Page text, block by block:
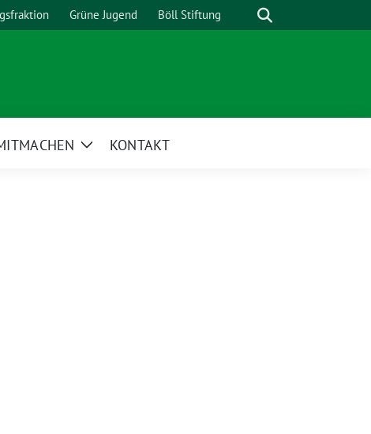
Grüne Jugend Böll Stiftung Suche
ZeigeKONTAKT